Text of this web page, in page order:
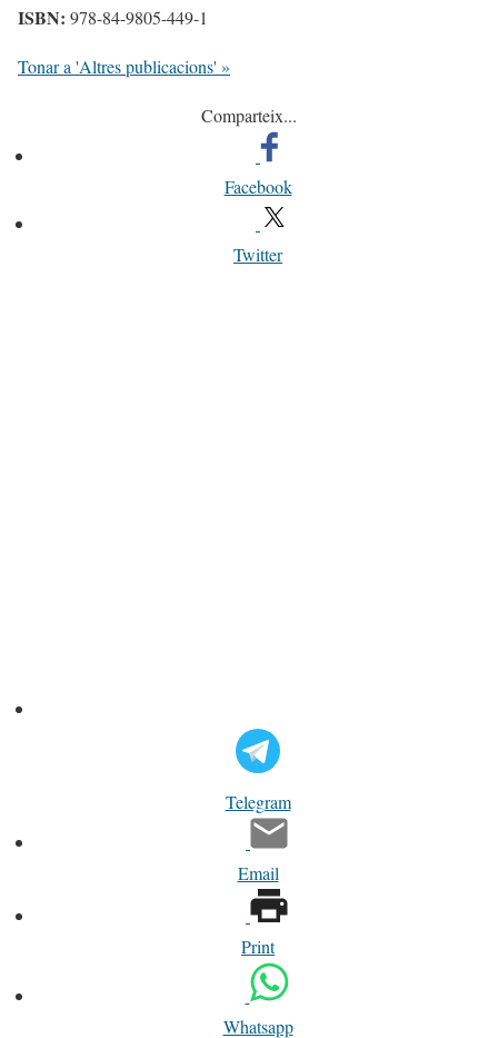
ISBN: 978-84-9805-449-1
Tonar a 'Altres publicacions' »
Comparteix...
Facebook
Twitter
Telegram
Email
Print
Whatsapp